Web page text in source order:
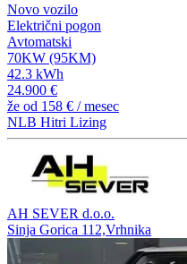
Novo vozilo
Električni pogon
Avtomatski
70KW (95KM)
42.3 kWh
24.900 €
že od 158 € / mesec
NLB Hitri Lizing
AH SEVER d.o.o.
Sinja Gorica 112,Vrhnika